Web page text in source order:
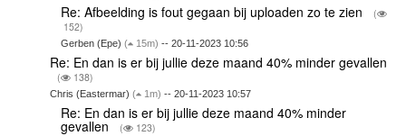
Re: Afbeelding is fout gegaan bij uploaden zo te zien
(
152)
Gerben (Epe)( 15m) -- 20-11-2023 10:56
Re: En dan is er bij jullie deze maand 40% minder gevallen
( 138)
Chris (Eastermar) ( 1m) -- 20-11-2023 10:57
Re: En dan is er bij jullie deze maand 40% minder
gevallen ( 123)